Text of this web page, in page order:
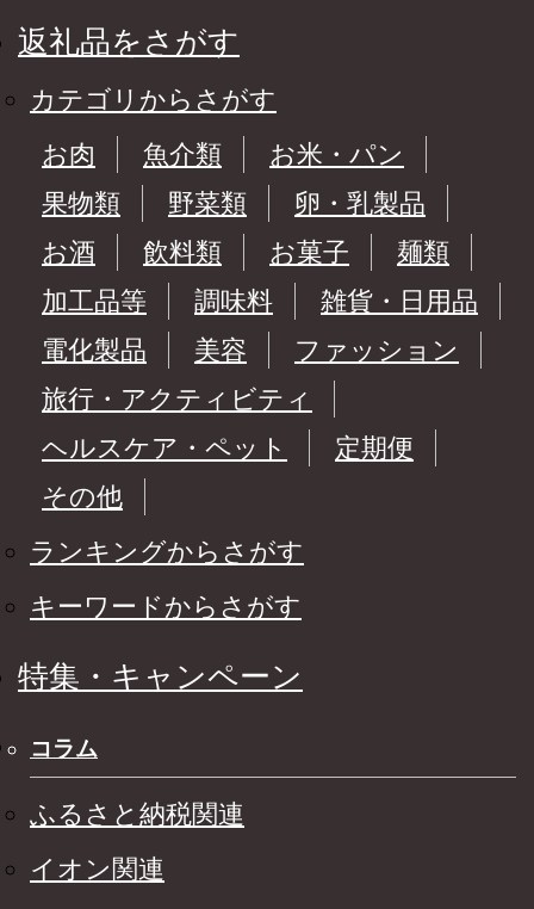
返礼品をさがす
カテゴリからさがす
お肉
魚介類
お米・パン
果物類
野菜類
卵・乳製品
お酒
飲料類 お菓子
麺類
加工品等
調味料
雑貨・日用品
電化製品
美容
ファッション
旅行・アクティビティ
ヘルスケア・ペット
定期便
その他
ランキングからさがす
キーワードからさがす
特集・キャンペーン
コラム
ふるさと納税関連
イオン関連